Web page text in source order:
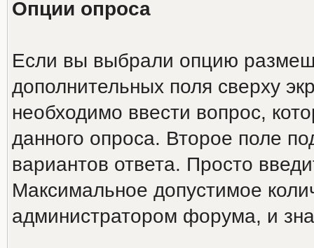
Опции опроса
Если вы выбрали опцию
дополнительных поля сверху
необходимо ввести вопрос,
данного опроса. Второе поле
вариантов ответа. Просто
Максимальное допустимое
администратором форума, и